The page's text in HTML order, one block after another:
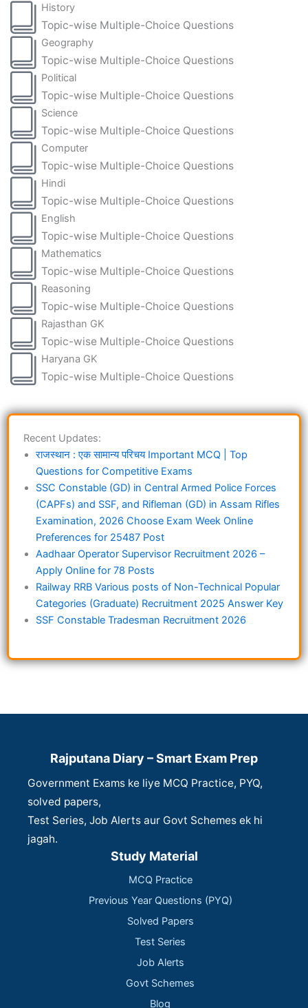
History
Topic-wise Multiple-Choice Questions
Geography
Topic-wise Multiple-Choice Questions
Political
Topic-wise Multiple-Choice Questions
Science
Topic-wise Multiple-Choice Questions
Computer
Topic-wise Multiple-Choice Questions
Hindi
Topic-wise Multiple-Choice Questions
English
Topic-wise Multiple-Choice Questions
Mathematics
Topic-wise Multiple-Choice Questions
Reasoning
Topic-wise Multiple-Choice Questions
Rajasthan GK
Topic-wise Multiple-Choice Questions
Haryana GK
Topic-wise Multiple-Choice Questions
Recent Updates:
राजस्थान : एक सामान्य परिचय Important MCQ | Top
Questions for Competitive Exams
SSC Constable (GD) in Central Armed Police Forces
(CAPFs) and SSF, and Rifleman (GD) in Assam Rifles
Examination, 2026 Choose Exam Week Online
Preferences for 25487 Post
Aadhaar Operator Supervisor Recruitment 2026 –
Apply Online for 78 Posts
Railway RRB Various posts of Non-Technical Popular
Categories (Graduate) Recruitment 2025 Answer Key
SSF Constable Tradesman Recruitment 2026
Rajputana Diary – Smart Exam Prep
Government Exams ke liye MCQ Practice, PYQ,
solved papers,
Test Series, Job Alerts aur Govt Schemes ek hi
jagah.
Study Material
MCQ Practice
Previous Year Questions (PYQ)
Solved Papers
Test Series
Job Alerts
Govt Schemes
Blog